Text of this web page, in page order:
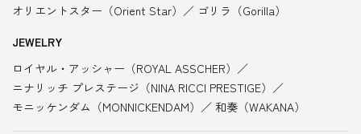
オリエントスター（Orient Star）
ゴリラ（Gorilla）
JEWELRY
ロイヤル・アッシャー（ROYAL ASSCHER）
ニナリッチ プレステージ（NINA RICCI PRESTIGE）
モニッケンダム（MONNICKENDAM）
和奏（WAKANA）